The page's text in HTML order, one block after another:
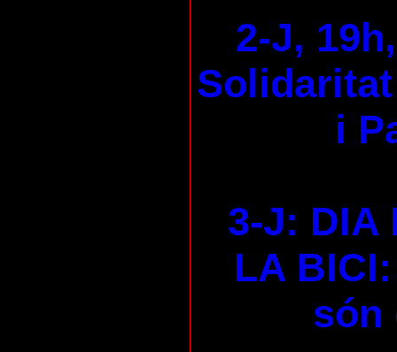
2-J,
i
3-J: DIA
LA
són